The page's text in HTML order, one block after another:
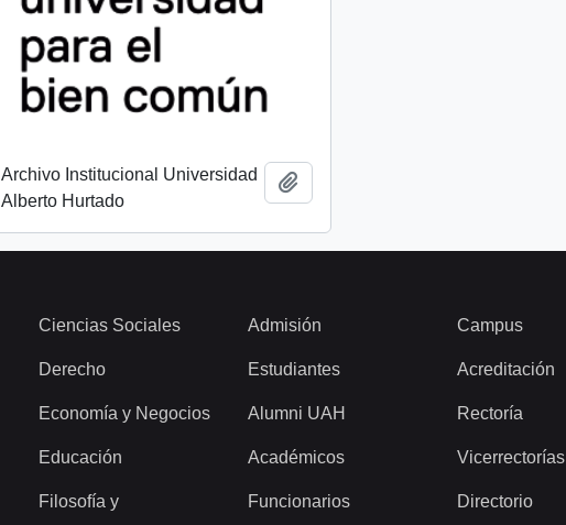
Archivo Institucional Universidad
Alberto Hurtado
Ciencias Sociales
Derecho
Economía y Negocios
Educación
Filosofía y
Admisión
Estudiantes
Alumni UAH
Académicos
Funcionarios
Campus
Acreditación
Rectoría
Vicerrectorías
Directorio